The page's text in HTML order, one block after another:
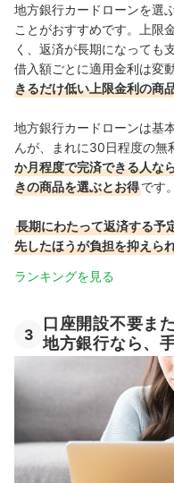
地方銀行カードローンを選
ことがおすすめです。上限
く、返済が長期になっても
借入額ごとに適用金利は変
きるだけ低い上限金利の商
地方銀行カードローンは基
んが、まれに30日程度の無
か月程度で完済できる人な
きの商品を選ぶとお得です。
長期にわたって返済する予
先したほうが負担を抑えら
ランキングを見る
3
口座開設不要ま
地方銀行なら、